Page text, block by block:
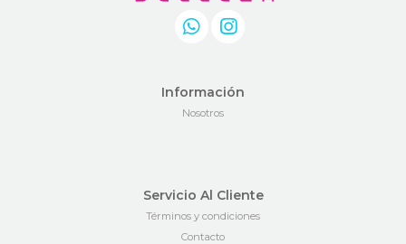
Información
Nosotros
Servicio Al Cliente
Términos y condiciones
Contacto